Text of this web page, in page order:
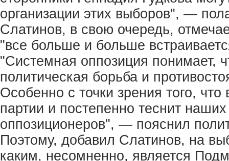
организации этих выборов", —
Слатинов, в свою очередь,
"все больше и больше
"Системная оппозиция понимает,
политическая борьба и
Особенно с точки зрения того,
партии и постепенно теснит
оппозиционеров", — пояснил
Поэтому, добавил Слатинов, на
каким, несомненно, является